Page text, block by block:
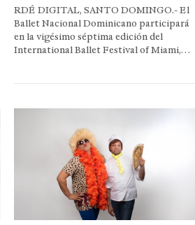
RDÉ DIGITAL, SANTO DOMINGO.- El
Ballet Nacional Dominicano participará
en la vigésimo séptima edición del
International Ballet Festival of Miami,…